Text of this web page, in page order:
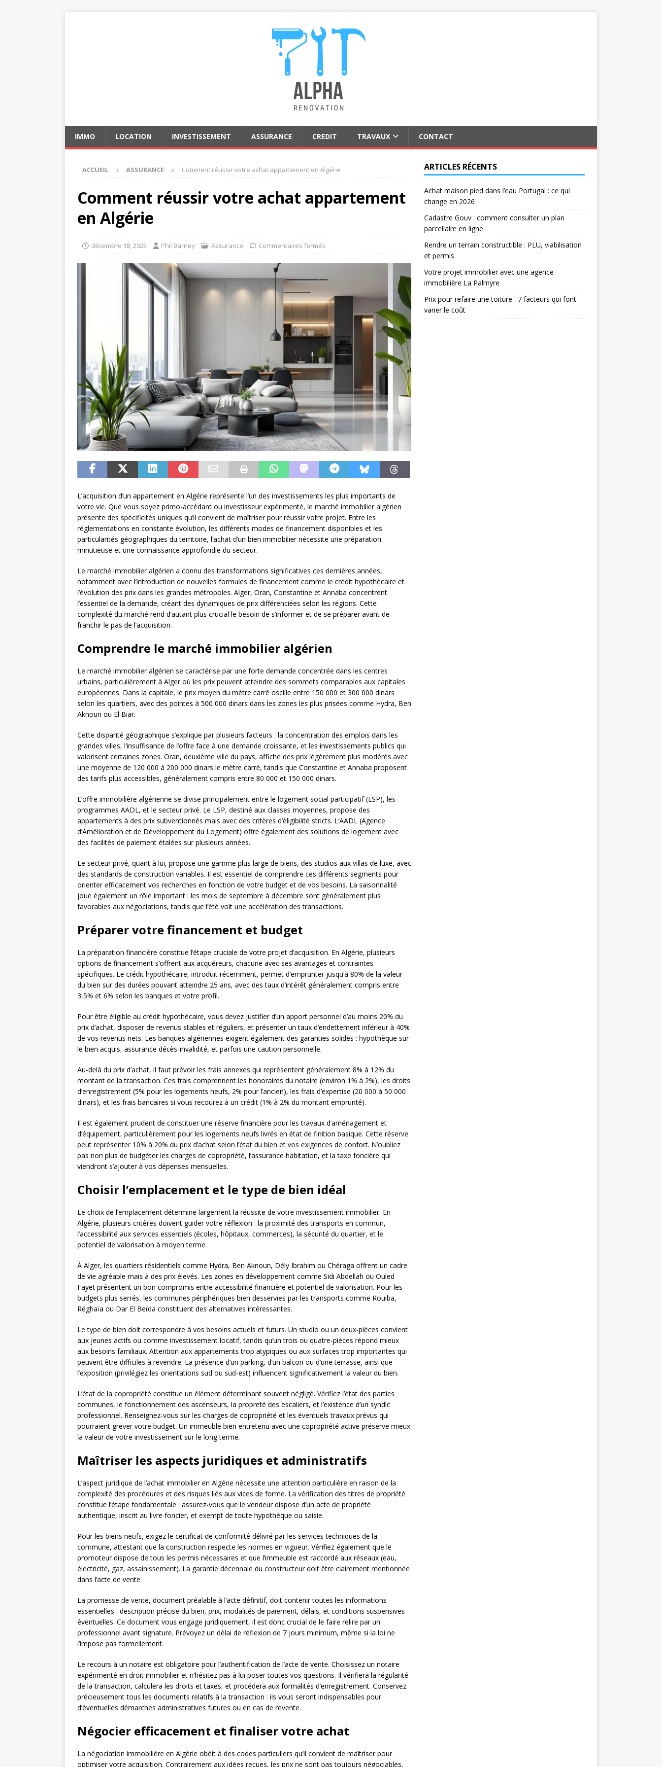
IMMO LOCATION INVESTISSEMENT ASSURANCE CREDIT TRAVAUX CONTACT
ACCUEIL ASSURANCE Comment réussir votre achat appartement en Algérie
Comment réussir votre achat appartement
en Algérie
décembre 18, 2025 Phil Barney Assurance Commentaires fermés
L’acquisition d’un appartement en Algérie représente l’un des investissements les plus importants de
votre vie. Que vous soyez primo-accédant ou investisseur expérimenté, le marché immobilier algérien
présente des spécificités uniques qu’il convient de maîtriser pour réussir votre projet. Entre les
réglementations en constante évolution, les différents modes de financement disponibles et les
particularités géographiques du territoire, l’achat d’un bien immobilier nécessite une préparation
minutieuse et une connaissance approfondie du secteur.
Le marché immobilier algérien a connu des transformations significatives ces dernières années,
notamment avec l’introduction de nouvelles formules de financement comme le crédit hypothécaire et
l’évolution des prix dans les grandes métropoles. Alger, Oran, Constantine et Annaba concentrent
l’essentiel de la demande, créant des dynamiques de prix différenciées selon les régions. Cette
complexité du marché rend d’autant plus crucial le besoin de s’informer et de se préparer avant de
franchir le pas de l’acquisition.
Comprendre le marché immobilier algérien
Le marché immobilier algérien se caractérise par une forte demande concentrée dans les centres
urbains, particulièrement à Alger où les prix peuvent atteindre des sommets comparables aux capitales
européennes. Dans la capitale, le prix moyen du mètre carré oscille entre 150 000 et 300 000 dinars
selon les quartiers, avec des pointes à 500 000 dinars dans les zones les plus prisées comme Hydra, Ben
Aknoun ou El Biar.
Cette disparité géographique s’explique par plusieurs facteurs : la concentration des emplois dans les
grandes villes, l’insuffisance de l’offre face à une demande croissante, et les investissements publics qui
valorisent certaines zones. Oran, deuxième ville du pays, affiche des prix légèrement plus modérés avec
une moyenne de 120 000 à 200 000 dinars le mètre carré, tandis que Constantine et Annaba proposent
des tarifs plus accessibles, généralement compris entre 80 000 et 150 000 dinars.
L’offre immobilière algérienne se divise principalement entre le logement social participatif (LSP), les
programmes AADL, et le secteur privé. Le LSP, destiné aux classes moyennes, propose des
appartements à des prix subventionnés mais avec des critères d’éligibilité stricts. L’AADL (Agence
d’Amélioration et de Développement du Logement) offre également des solutions de logement avec
des facilités de paiement étalées sur plusieurs années.
Le secteur privé, quant à lui, propose une gamme plus large de biens, des studios aux villas de luxe, avec
des standards de construction variables. Il est essentiel de comprendre ces différents segments pour
orienter efficacement vos recherches en fonction de votre budget et de vos besoins. La saisonnalité
joue également un rôle important : les mois de septembre à décembre sont généralement plus
favorables aux négociations, tandis que l’été voit une accélération des transactions.
Préparer votre financement et budget
La préparation financière constitue l’étape cruciale de votre projet d’acquisition. En Algérie, plusieurs
options de financement s’offrent aux acquéreurs, chacune avec ses avantages et contraintes
spécifiques. Le crédit hypothécaire, introduit récemment, permet d’emprunter jusqu’à 80% de la valeur
du bien sur des durées pouvant atteindre 25 ans, avec des taux d’intérêt généralement compris entre
3,5% et 6% selon les banques et votre profil.
Pour être éligible au crédit hypothécaire, vous devez justifier d’un apport personnel d’au moins 20% du
prix d’achat, disposer de revenus stables et réguliers, et présenter un taux d’endettement inférieur à 40%
de vos revenus nets. Les banques algériennes exigent également des garanties solides : hypothèque sur
le bien acquis, assurance décès-invalidité, et parfois une caution personnelle.
Au-delà du prix d’achat, il faut prévoir les frais annexes qui représentent généralement 8% à 12% du
montant de la transaction. Ces frais comprennent les honoraires du notaire (environ 1% à 2%), les droits
d’enregistrement (5% pour les logements neufs, 2% pour l’ancien), les frais d’expertise (20 000 à 50 000
dinars), et les frais bancaires si vous recourez à un crédit (1% à 2% du montant emprunté).
Il est également prudent de constituer une réserve financière pour les travaux d’aménagement et
d’équipement, particulièrement pour les logements neufs livrés en état de finition basique. Cette réserve
peut représenter 10% à 20% du prix d’achat selon l’état du bien et vos exigences de confort. N’oubliez
pas non plus de budgéter les charges de copropriété, l’assurance habitation, et la taxe foncière qui
viendront s’ajouter à vos dépenses mensuelles.
Choisir l’emplacement et le type de bien idéal
Le choix de l’emplacement détermine largement la réussite de votre investissement immobilier. En
Algérie, plusieurs critères doivent guider votre réflexion : la proximité des transports en commun,
l’accessibilité aux services essentiels (écoles, hôpitaux, commerces), la sécurité du quartier, et le
potentiel de valorisation à moyen terme.
À Alger, les quartiers résidentiels comme Hydra, Ben Aknoun, Dély Ibrahim ou Chéraga offrent un cadre
de vie agréable mais à des prix élevés. Les zones en développement comme Sidi Abdellah ou Ouled
Fayet présentent un bon compromis entre accessibilité financière et potentiel de valorisation. Pour les
budgets plus serrés, les communes périphériques bien desservies par les transports comme Rouiba,
Réghaïa ou Dar El Beïda constituent des alternatives intéressantes.
Le type de bien doit correspondre à vos besoins actuels et futurs. Un studio ou un deux-pièces convient
aux jeunes actifs ou comme investissement locatif, tandis qu’un trois ou quatre-pièces répond mieux
aux besoins familiaux. Attention aux appartements trop atypiques ou aux surfaces trop importantes qui
peuvent être difficiles à revendre. La présence d’un parking, d’un balcon ou d’une terrasse, ainsi que
l’exposition (privilégiez les orientations sud ou sud-est) influencent significativement la valeur du bien.
L’état de la copropriété constitue un élément déterminant souvent négligé. Vérifiez l’état des parties
communes, le fonctionnement des ascenseurs, la propreté des escaliers, et l’existence d’un syndic
professionnel. Renseignez-vous sur les charges de copropriété et les éventuels travaux prévus qui
pourraient grever votre budget. Un immeuble bien entretenu avec une copropriété active préserve mieux
la valeur de votre investissement sur le long terme.
Maîtriser les aspects juridiques et administratifs
L’aspect juridique de l’achat immobilier en Algérie nécessite une attention particulière en raison de la
complexité des procédures et des risques liés aux vices de forme. La vérification des titres de propriété
constitue l’étape fondamentale : assurez-vous que le vendeur dispose d’un acte de propriété
authentique, inscrit au livre foncier, et exempt de toute hypothèque ou saisie.
Pour les biens neufs, exigez le certificat de conformité délivré par les services techniques de la
commune, attestant que la construction respecte les normes en vigueur. Vérifiez également que le
promoteur dispose de tous les permis nécessaires et que l’immeuble est raccordé aux réseaux (eau,
électricité, gaz, assainissement). La garantie décennale du constructeur doit être clairement mentionnée
dans l’acte de vente.
La promesse de vente, document préalable à l’acte définitif, doit contenir toutes les informations
essentielles : description précise du bien, prix, modalités de paiement, délais, et conditions suspensives
éventuelles. Ce document vous engage juridiquement, il est donc crucial de le faire relire par un
professionnel avant signature. Prévoyez un délai de réflexion de 7 jours minimum, même si la loi ne
l’impose pas formellement.
Le recours à un notaire est obligatoire pour l’authentification de l’acte de vente. Choisissez un notaire
expérimenté en droit immobilier et n’hésitez pas à lui poser toutes vos questions. Il vérifiera la régularité
de la transaction, calculera les droits et taxes, et procédera aux formalités d’enregistrement. Conservez
précieusement tous les documents relatifs à la transaction : ils vous seront indispensables pour
d’éventuelles démarches administratives futures ou en cas de revente.
Négocier efficacement et finaliser votre achat
La négociation immobilière en Algérie obéit à des codes particuliers qu’il convient de maîtriser pour
optimiser votre acquisition. Contrairement aux idées reçues, les prix ne sont pas toujours négociables,
ARTICLES RÉCENTS
Achat maison pied dans l’eau Portugal : ce qui
change en 2026
Cadastre Gouv : comment consulter un plan
parcellaire en ligne
Rendre un terrain constructible : PLU, viabilisation
et permis
Votre projet immobilier avec une agence
immobilière La Palmyre
Prix pour refaire une toiture : 7 facteurs qui font
varier le coût